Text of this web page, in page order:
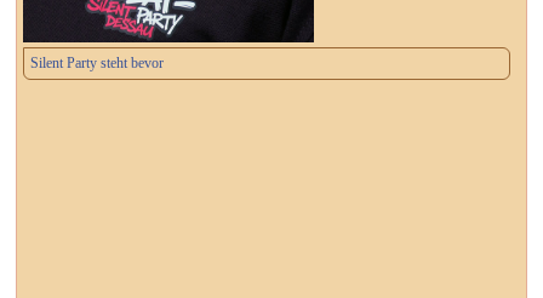
Silent Party steht bevor